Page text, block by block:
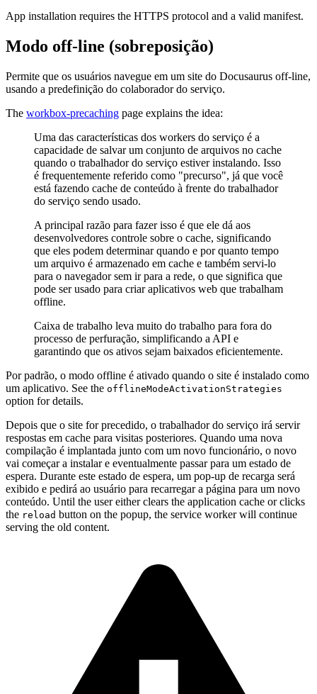
App installation requires the HTTPS protocol and a valid manifest.
Modo off-line (sobreposição)
Permite que os usuários navegue em um site do Docusaurus off-line,
usando a predefinição do colaborador do serviço.
The workbox-precaching page explains the idea:
Uma das características dos workers do serviço é a
capacidade de salvar um conjunto de arquivos no cache
quando o trabalhador do serviço estiver instalando. Isso
é frequentemente referido como "precurso", já que você
está fazendo cache de conteúdo à frente do trabalhador
do serviço sendo usado.
A principal razão para fazer isso é que ele dá aos
desenvolvedores controle sobre o cache, significando
que eles podem determinar quando e por quanto tempo
um arquivo é armazenado em cache e também servi-lo
para o navegador sem ir para a rede, o que significa que
pode ser usado para criar aplicativos web que trabalham
offline.
Caixa de trabalho leva muito do trabalho para fora do
processo de perfuração, simplificando a API e
garantindo que os ativos sejam baixados eficientemente.
Por padrão, o modo offline é ativado quando o site é instalado como
um aplicativo. See the offlineModeActivationStrategies
option for details.
Depois que o site for precedido, o trabalhador do serviço irá servir
respostas em cache para visitas posteriores. Quando uma nova
compilação é implantada junto com um novo funcionário, o novo
vai começar a instalar e eventualmente passar para um estado de
espera. Durante este estado de espera, um pop-up de recarga será
exibido e pedirá ao usuário para recarregar a página para um novo
conteúdo. Until the user either clears the application cache or clicks
the reload button on the popup, the service worker will continue
serving the old content.